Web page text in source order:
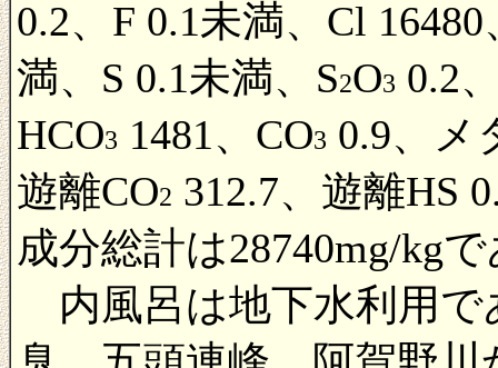
0.2、F 0.1未満、Cl
満、S 0.1未満、S2O3 0.2
HCO3 1481、CO3 0.9、メ
遊離CO2 312.7、遊離HS
成分総計は28740mg/kg
内風呂は地下水利用で